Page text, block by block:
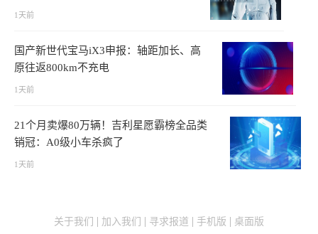
1天前
国产新世代宝马iX3申报：轴距加长、高
原往返800km不充电
1天前
21个月卖爆80万辆！吉利星愿霸榜全品类
销冠：A0级小车杀疯了
1天前
关于我们 加入我们 寻求报道 手机版 桌面版